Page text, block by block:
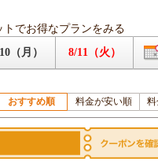
トでお得なプランをみる
（月） 8/11（火）
おすすめ順 料金が安い順